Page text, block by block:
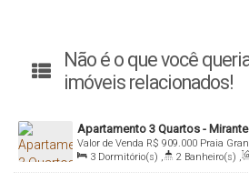
Não é o que você
imóveis relacionados!
Apartamento 3 Quartos -
Grande
R$ 909.000
Valor de Venda
Praia
Santa Catarina, Brasil
3 Dormitório(s) , 2 Banheiro(s) ,
Sala(s) , 1 Suíte(s) , 1 Vaga(s) ,